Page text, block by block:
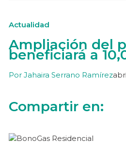
Actualidad
Ampliación del
beneficiará a
Por Jahaira Serrano Ramírez
Compartir en: